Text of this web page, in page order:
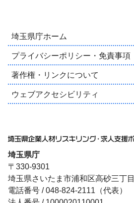
埼玉県庁
〒330-9301
埼玉県さいたま市浦和区高砂三丁
電話番号 / 048-824-2111（代表）
埼玉県庁ホーム
プライバシーポリシー・免責事項
著作権・リンクについて
ウェブアクセシビリティ